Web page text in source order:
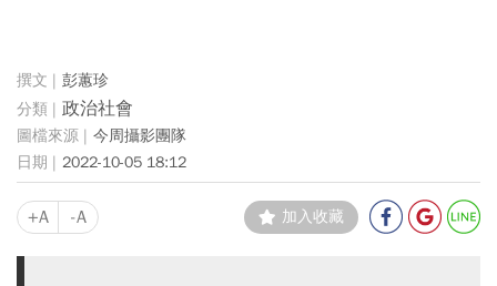
彭蕙珍
政治社會
今周攝影團隊
2022-10-05 18:12
+A -A 加入收藏